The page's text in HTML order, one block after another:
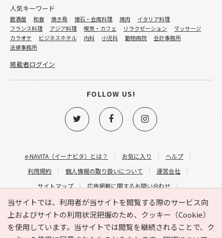
当サイトでは、利用者が当サイトを閲覧する際のサービス向
上およびサイトの利用状況把握のため、クッキー（Cookie）
を使用しています。当サイトでは閲覧を継続されることで、ク
e-NAVITA（イーナビタ）とは？ お気に入り
ヘルプ
利用規約
個人情報の取り扱いについて
運営会社
サイトマップ
広告掲載に関するお問い合わせ
サイトの内容に関するお問い合わせ
人気キーワード
居酒屋 和食 焼き鳥 懐石・会席料理 焼肉
イタリア料理
フランス料理
アジア料理 喫茶・カフェ リラクゼーション
マッサージ
カラオケ
ビジネスホテル 内科 小児科 動物病院
会計事務所
法律事務所
掲載者ログイン
FOLLOW US!